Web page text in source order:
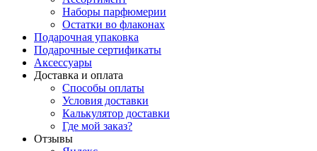
Наборы парфюмерии
Остатки во флаконах
Подарочная упаковка
Подарочные сертификаты
Аксессуары
Доставка и оплата
Способы оплаты
Условия доставки
Калькулятор доставки
Где мой заказ?
Отзывы